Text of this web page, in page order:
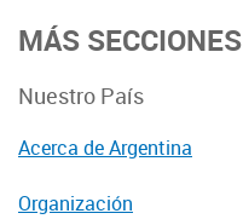
MÁS SECCIONES
Nuestro País
Acerca de Argentina
Organización